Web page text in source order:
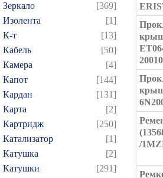
Зеркало
[369]
Изолента
[1]
К-т
[13]
Кабель
[50]
Камера
[4]
Капот
[144]
Кардан
[131]
Карта
[2]
Картридж
[250]
Катализатор
[1]
Катушка
[2]
Катушки
[291]
/